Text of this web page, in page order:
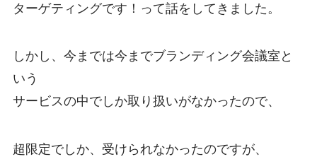
ターゲティングです！って話をしてきました。
しかし、今までは今までブランディング会議室と
いう
サービスの中でしか取り扱いがなかったので、
超限定でしか、受けられなかったのですが、